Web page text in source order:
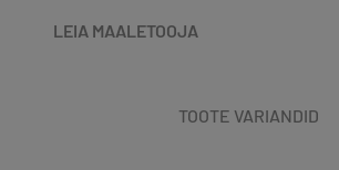
LEIA MAALETOOJA
TOOTE VARIANDID